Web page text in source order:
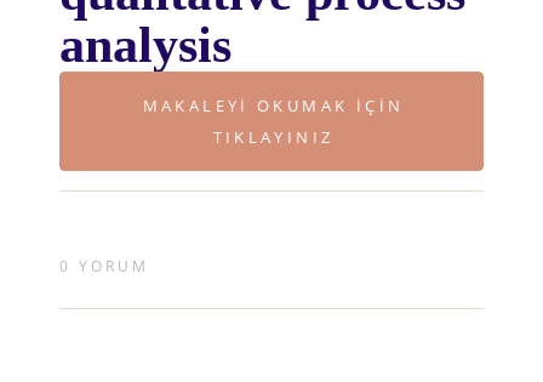
analysis
MAKALEYI OKUMAK IÇIN
TIKLAYINIZ
0 YORUM